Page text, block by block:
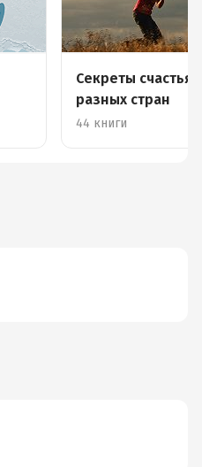
Секреты счастья
разных стран
44 книги